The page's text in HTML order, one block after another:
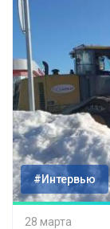
#Интервью
28 марта